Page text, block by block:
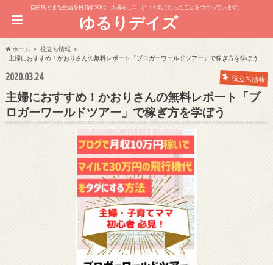
自由気ままな生活を目指す20代一人暮らしOL が日々気になったことをつづっています。
ゆるりデイズ
ホーム
役立ち情報
主婦におすすめ！かおりさんの無料レポート「ブロガーワールドツアー」で稼ぎ方を学ぼう
2020.03.24 役立ち情報
主婦におすすめ！かおりさんの無料レポート「ブ
ロガーワールドツアー」で稼ぎ方を学ぼう